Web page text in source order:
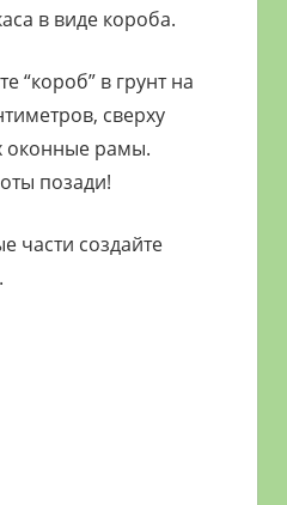
в виде короба.
“короб” в грунт на
сверху
оконные рамы.
позади!
части создайте